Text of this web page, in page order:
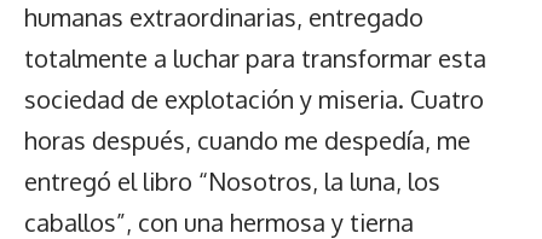
humanas extraordinarias, entregado
totalmente a luchar para transformar esta
sociedad de explotación y miseria. Cuatro
horas después, cuando me despedía, me
entregó el libro “Nosotros, la luna, los
caballos”, con una hermosa y tierna